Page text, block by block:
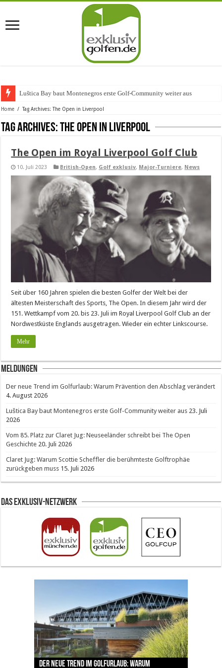
Luštica Bay baut Montenegros erste Golf-Community weiter aus
Home / Tag Archives: The Open in Liverpool
Tag Archives:The Open in Liverpool
The Open im Royal Liverpool Golf Club
10. Juli 2023 British-Open, Golf exklusiv, Major-Turniere, News
Seit über 160 Jahren spielen die besten Golfer der Welt bei der
ältesten Meisterschaft des Sports, The Open. In diesem Jahr wird der
151. Wettkampf vom 20. bis 23. Juli im Royal Liverpool Golf Club an der
Nordwestküste Englands ausgetragen. Wieder ein echter Linkscourse.
Mehr
Meldungen
Der neue Trend im Golfurlaub: Warum Prävention den Abschlag verändert
4. August 2026
Luštica Bay baut Montenegros erste Golf-Community weiter aus 23. Juli
2026
Vom 85. Platz zur Claret Jug: Neuseeländer schreibt bei The Open
Geschichte 20. Juli 2026
Claret Jug: Warum Scottie Scheffler die berühmteste Golftrophäe
zurückgeben muss 15. Juli 2026
Das Exklusiv-Netzwerk
Der neue Trend im Golfurlaub: Warum
Luštica Bay baut Montenegros erste Golf-
Vom 85. Platz zur Claret Jug: Neuseeländer
Claret Jug: Warum Scottie Scheffler die
The Open 2026 in Royal Birkdale: Warum der
traditionsreiche Linksplatz zu den größten